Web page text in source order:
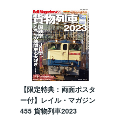
【限定特典：両面ポスタ
ー付】レイル・マガジン
455 貨物列車2023